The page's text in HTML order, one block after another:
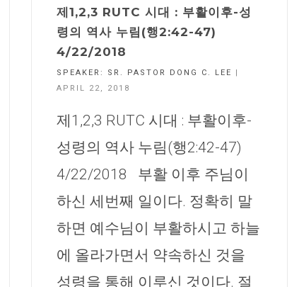
제1,2,3 RUTC 시대 : 부활이후-성
령의 역사 누림(행2:42-47)
4/22/2018
SPEAKER: SR. PASTOR DONG C. LEE
|
APRIL 22, 2018
제1,2,3 RUTC 시대 : 부활이후-
성령의 역사 누림(행2:42-47)
4/22/2018 부활 이후 주님이
하신 세번째 일이다. 정확히 말
하면 예수님이 부활하시고 하늘
에 올라가면서 약속하신 것을
성령을 통해 이루신 것이다. 절